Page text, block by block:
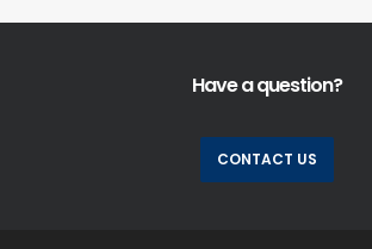
Have a question?
CONTACT US